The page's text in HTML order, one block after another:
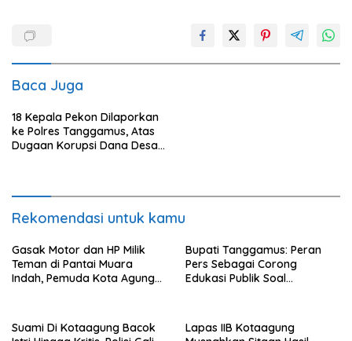
Baca Juga
18 Kepala Pekon Dilaporkan
ke Polres Tanggamus, Atas
Dugaan Korupsi Dana Desa,
Rekomendasi untuk kamu
Gasak Motor dan HP Milik
Teman di Pantai Muara
Indah, Pemuda Kota Agung
Bupati Tanggamus: Peran
Pers Sebagai Corong
Edukasi Publik Soal
Suami Di Kotaagung Bacok
Lapas IIB Kotaagung